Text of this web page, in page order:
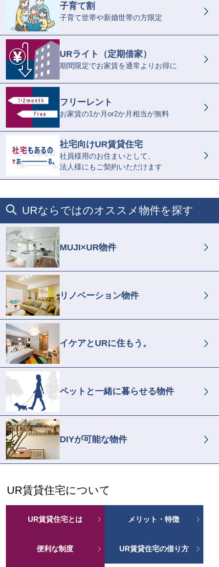
子育て割
子育て世帯や新婚世帯の方限定
URライト（定期借家）
期間限定でお家賃を通常よりお得に
フリーレント
お家賃の1か月or2か月相当が無料
社宅向けUR賃貸住宅
社員様用のお住まいとして、
法人様にもご契約いただけます
URならではのオススメ物件を探す
MUJI×UR物件
リノベーション物件
イケアとURに住もう。
ペットと一緒に暮らせる物件
DIYが可能な物件
UR賃貸住宅について
UR賃貸住宅とは メリット・特徴
便利な制度 UR賃貸住宅の借り方